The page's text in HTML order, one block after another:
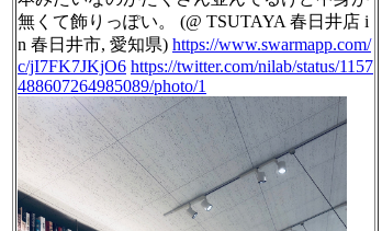
無くて飾りっぽい。 (@ TSUTAYA 春日井店 i
n 春日井市, 愛知県) https://www.swarmapp.com/
c/jI7FK7JKjO6 https://twitter.com/nilab/status/1157
488607264985089/photo/1